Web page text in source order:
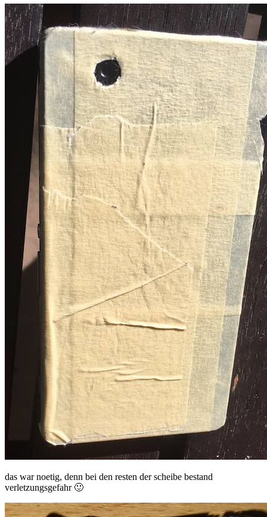
das war noetig, denn bei den resten der scheibe bestand
verletzungsgefahr 🙂